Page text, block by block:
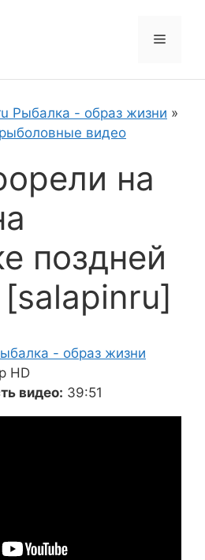
Меню
Рыбалка - образ жизни »
видео
на
поздней
- образ жизни
HD
видео: 39:51